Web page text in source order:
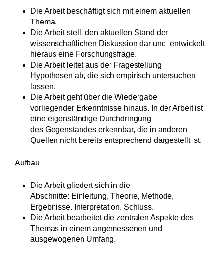
Die Arbeit beschäftigt sich mit einem aktuellen
Thema.
Die Arbeit stellt den aktuellen Stand der
wissenschaftlichen Diskussion dar und entwickelt
hieraus eine Forschungsfrage.
Die Arbeit leitet aus der Fragestellung
Hypothesen ab, die sich empirisch untersuchen
lassen.
Die Arbeit geht über die Wiedergabe
vorliegender Erkenntnisse hinaus. In der Arbeit ist
eine eigenständige Durchdringung
des Gegenstandes erkennbar, die in anderen
Quellen nicht bereits entsprechend dargestellt ist.
Aufbau
Die Arbeit gliedert sich in die
Abschnitte: Einleitung, Theorie, Methode,
Ergebnisse, Interpretation, Schluss.
Die Arbeit bearbeitet die zentralen Aspekte des
Themas in einem angemessenen und
ausgewogenen Umfang.